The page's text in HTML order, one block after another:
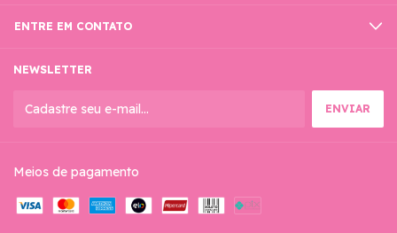
ENTRE EM CONTATO
NEWSLETTER
Meios de pagamento